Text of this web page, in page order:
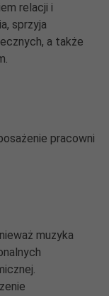
relacji i
sprzyja
a także
pracowni
muzyka